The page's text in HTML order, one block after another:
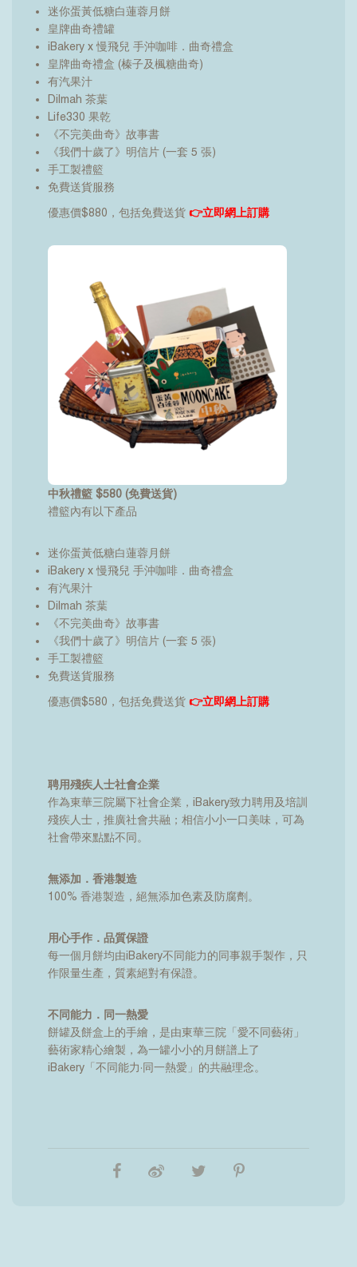
迷你蛋黃低糖白蓮蓉月餅
皇牌曲奇禮罐
iBakery x 慢飛兒 手沖咖啡．曲奇禮盒
皇牌曲奇禮盒 (榛子及楓糖曲奇)
有汽果汁
Dilmah 茶葉
Life330 果乾
《不完美曲奇》故事書
《我們十歲了》明信片 (一套 5 張)
手工製禮籃
免費送貨服務
優惠價$880，包括免費送貨 👉立即網上訂購
中秋禮籃 $580 (免費送貨)
禮籃內有以下產品
迷你蛋黃低糖白蓮蓉月餅
iBakery x 慢飛兒 手沖咖啡．曲奇禮盒
有汽果汁
Dilmah 茶葉
《不完美曲奇》故事書
《我們十歲了》明信片 (一套 5 張)
手工製禮籃
免費送貨服務
優惠價$580，包括免費送貨 👉立即網上訂購
聘用殘疾人士社會企業
作為東華三院屬下社會企業，iBakery致力聘用及培訓
殘疾人士，推廣社會共融；相信小小一口美味，可為
社會帶來點點不同。
無添加．香港製造
100% 香港製造，絕無添加色素及防腐劑。
用心手作．品質保證
每一個月餅均由iBakery不同能力的同事親手製作，只
作限量生產，質素絕對有保證。
不同能力．同一熱愛
餅罐及餅盒上的手繪，是由東華三院「愛不同藝術」
藝術家精心繪製，為一罐小小的月餅譜上了
iBakery「不同能力·同一熱愛」的共融理念。